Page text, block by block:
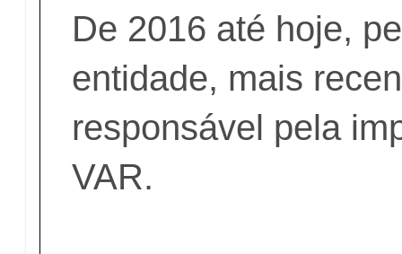
De 2016 até hoje,
entidade, mais
responsável pela
VAR.